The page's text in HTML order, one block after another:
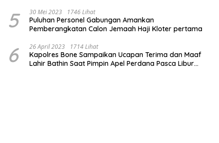
5 30 Mei 2023 1746 Lihat
Puluhan Personel Gabungan Amankan
Pemberangkatan Calon Jemaah Haji Kloter pertama
6 26 April 2023 1714 Lihat
Kapolres Bone Sampaikan Ucapan Terima dan Maaf
Lahir Bathin Saat Pimpin Apel Perdana Pasca Libur